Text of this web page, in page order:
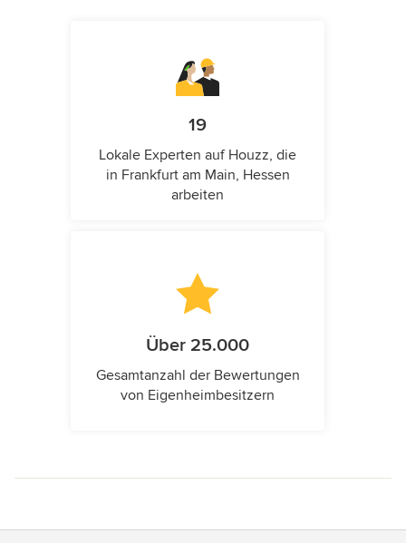
19
Lokale Experten auf Houzz, die
in Frankfurt am Main, Hessen
arbeiten
Über 25.000
Gesamtanzahl der Bewertungen
von Eigenheimbesitzern